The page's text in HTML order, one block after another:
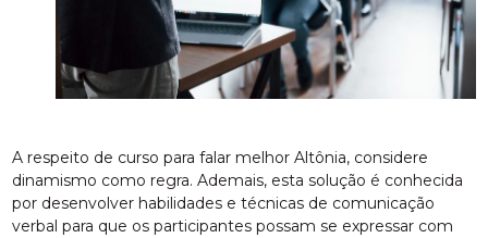
A respeito de curso para falar melhor Altônia, considere
dinamismo como regra. Ademais, esta solução é conhecida
por desenvolver habilidades e técnicas de comunicação
verbal para que os participantes possam se expressar com